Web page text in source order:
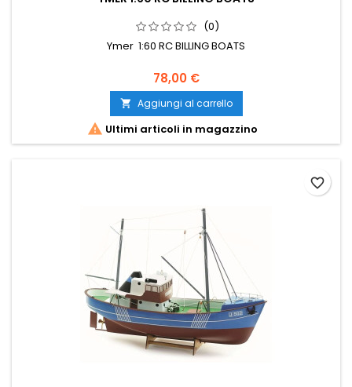
(0)
Ymer 1:60 RC BILLING BOATS
78,00 €
 Aggiungi al carrello
 Ultimi articoli in magazzino
favorite_border